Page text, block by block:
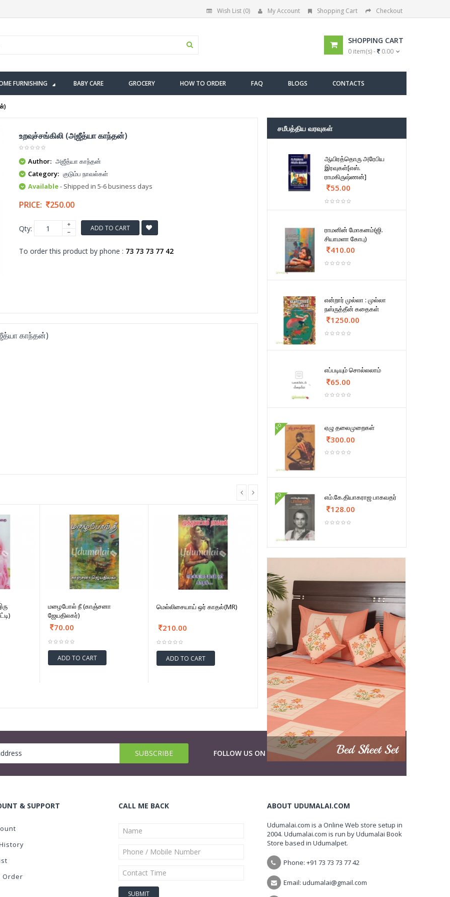
Wish List (0) My Account Shopping Cart Checkout
SHOPPING CART
0 item(s) - 0.00
FURNISHING BABY CARE GROCERY HOW TO ORDER FAQ BLOGS CONTACTS
உறவுச்சங்கிலி (அஜீத்யா காந்தன்)
Author: அஜீத்யா காந்தன்
Category: குடும்ப நாவல்கள்
Available- Shipped in 5-6 business days
PRICE: 250.00
Qty: ADD TO CART
To order this product by phone : 73 73 73 77 42
காந்தன்)
மழைபோல் நீ (காஞ்சனா
ஜேயதிலகர்)
70.00
ADD TO CART
மெல்லிசையாய் ஒர் காதல்(MR)
210.00
ADD TO CART
சமீபத்திய வரவுகள்
ஆயிரத்தொரு அரேபிய
இரவுகள்[எஸ்.
ராமகிருஷ்ணன்]
55.00
ராமனின் மோகனம்(ஜி.
சியாமளா கோபு)
410.00
என்றார் முல்லா : முல்லா
நஸ்ருத்தீன் கதைகள்
1250.00
எப்படியும் சொல்லலாம்
65.00
FD ஏழு தலைமுறைகள்
300.00
FD எம்.கே.தியாகராஜ பாகவதர்
128.00
FOLLOW US ON
& SUPPORT
Order
CALL ME BACK ABOUT UDUMALAI.COM
Udumalai.com is a Online Web store setup in
2004. Udumalai.com is run by Udumalai Book
Store based in Udumalpet.
Phone: +91 73 73 73 77 42
Email: udumalai@gmail.com